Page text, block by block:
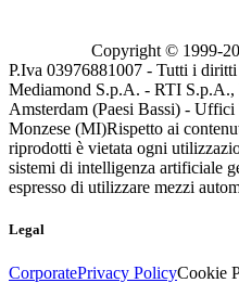
Copyright © 1999-
P.Iva 03976881007 - Tutti i
Mediamond S.p.A. - RTI S.p.A.,
Amsterdam (Paesi Bassi) -
Monzese (MI)Rispetto ai
riprodotti è vietata ogni
sistemi di intelligenza artificiale
espresso di utilizzare mezzi
Legal
CorporatePrivacy PolicyCookie